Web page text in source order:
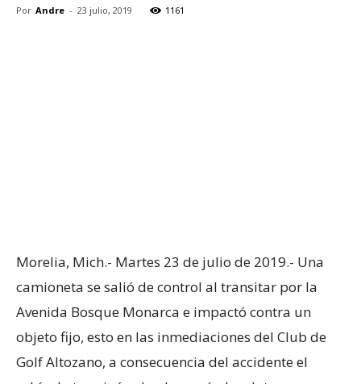
Por Andre - 23 julio, 2019 1161
Morelia, Mich.- Martes 23 de julio de 2019.- Una
camioneta se salió de control al transitar por la
Avenida Bosque Monarca e impactó contra un
objeto fijo, esto en las inmediaciones del Club de
Golf Altozano, a consecuencia del accidente el